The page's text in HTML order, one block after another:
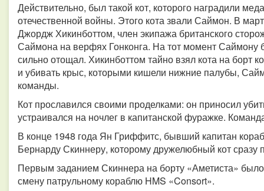
Действительно, был такой кот, которого наградили
отечественной войны. Этого кота звали Саймон. В
Джордж Хикинботтом, член экипажа британского
Саймона на верфях Гонконга. На тот момент Саймону
сильно отощал. Хикинботтом тайно взял кота на борт
и убивать крыс, которыми кишели нижние палубы,
команды.
Кот прославился своими проделками: он приносил
устраивался на ночлег в капитанской фуражке.
В конце 1948 года Ян Гриффитс, бывший капитан
Бернарду Скиннеру, которому дружелюбный кот сразу
Первым заданием Скиннера на борту «Аметиста»
смену патрульному кораблю HMS «Consort».